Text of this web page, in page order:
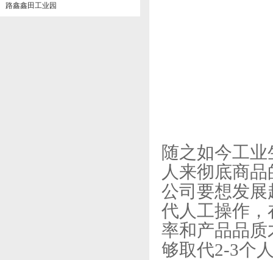
路鑫鑫田工业园
随之如今工
人来彻底商
公司要想发
代人工操作
率和产品品
够取代2-3个